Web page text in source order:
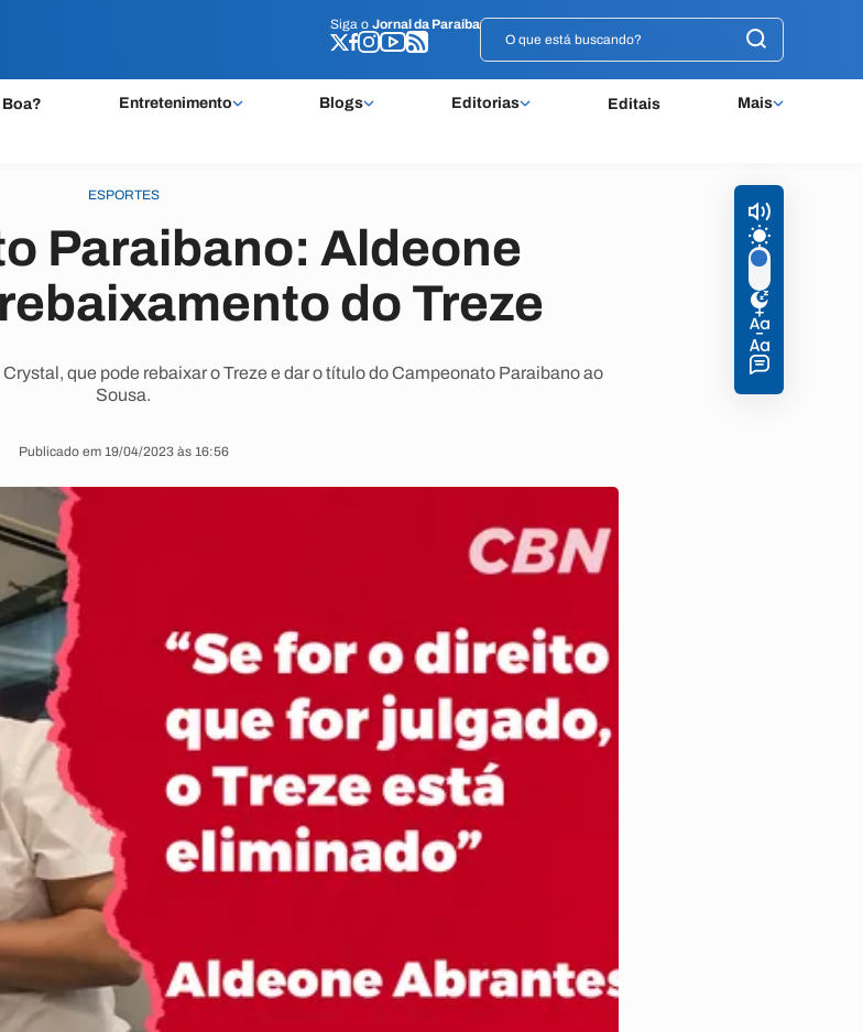
Siga o Jornal da Paraíba
Boa? Entretenimento Blogs Editorias Editais Mais
Siga o Jornal da Paraíba
ESPORTES
Paraibano: Aldeone
do Treze
que pode rebaixar o Treze e dar o título do Campeonato Paraibano ao
Sousa.
Publicado em 19/04/2023 às 16:56